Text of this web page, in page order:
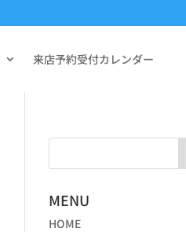
来店予約受付カレンダー
MENU
HOME